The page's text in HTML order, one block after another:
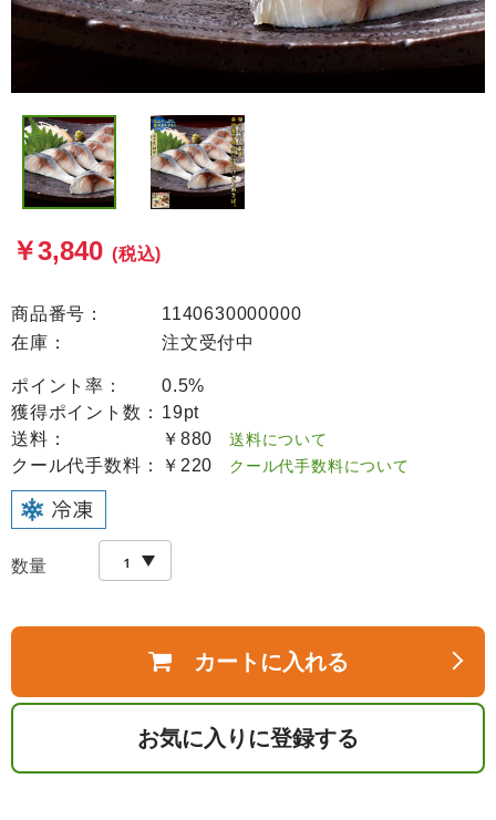
￥3,840 (税込)
商品番号：
1140630000000
在庫：
注文受付中
ポイント率：
0.5%
獲得ポイント数： 19pt
送料：
￥880 送料について
クール代手数料： ￥220 クール代手数料について
数量
カートに入れる
お気に入りに登録する